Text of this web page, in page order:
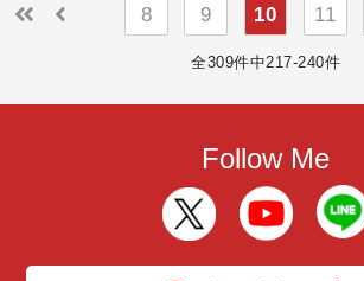
8 9 10 11
全309件中217-240件
Follow Me